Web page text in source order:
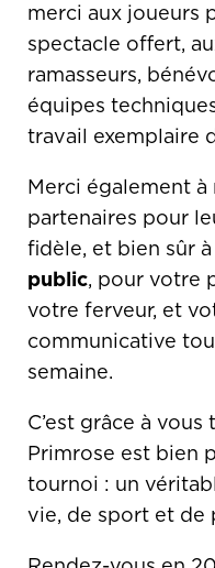
merci aux joueurs
spectacle offert,
ramasseurs,
équipes
travail exemplaire
Merci également à
partenaires pour
fidèle, et bien sûr à
public, pour votre
votre ferveur, et
communicative
semaine.
C’est grâce à vous
Primrose est bien
tournoi : un
vie, de sport et de